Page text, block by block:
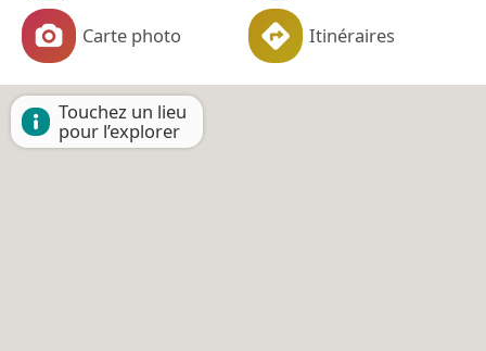
Carte photo Itinéraires
Touchez un lieu
pour l’explorer